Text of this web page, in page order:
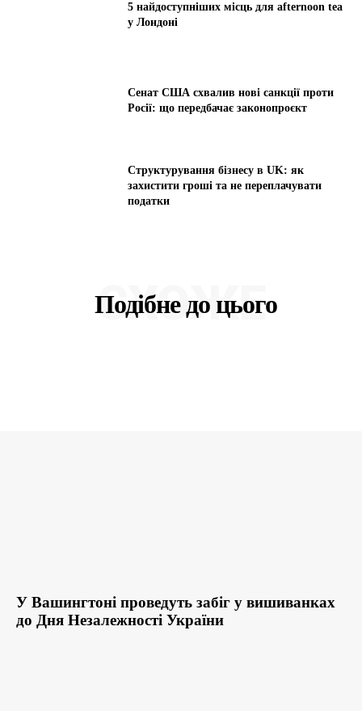
5 найдоступніших місць для afternoon tea
у Лондоні
Сенат США схвалив нові санкції проти
Росії: що передбачає законопроєкт
Структурування бізнесу в UK: як
захистити гроші та не переплачувати
податки
Подібне до цього
СХОЖЕ
У Вашингтоні проведуть забіг у вишиванках
до Дня Незалежності України